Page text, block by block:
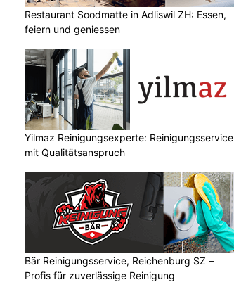
Restaurant Soodmatte in Adliswil ZH: Essen,
feiern und geniessen
Yilmaz Reinigungsexperte: Reinigungsservice
mit Qualitätsanspruch
Bär Reinigungsservice, Reichenburg SZ –
Profis für zuverlässige Reinigung